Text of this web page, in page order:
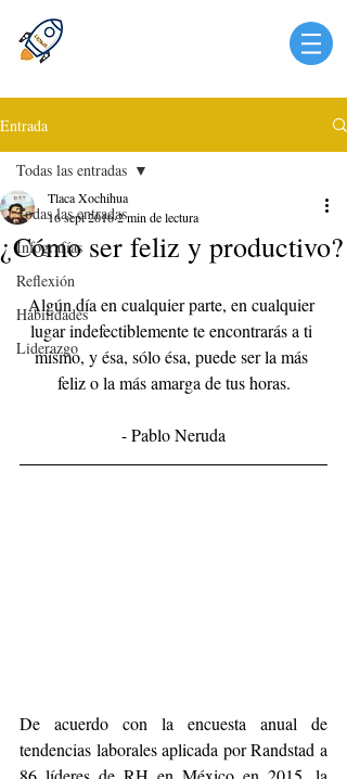
Entrada
Todas las entradas
Infografías
Reflexión
Habilidades
Liderazgo
Todas las entradas
¿Cómo ser feliz y productivo?
Tlaca Xochihua
16 sept 20162 min de lectura
Algún día en cualquier parte, en cualquier
lugar indefectiblemente te encontrarás a ti
mismo, y ésa, sólo ésa, puede ser la más
feliz o la más amarga de tus horas.
- Pablo Neruda
De acuerdo con la encuesta anual de
tendencias laborales aplicada por Randstad a